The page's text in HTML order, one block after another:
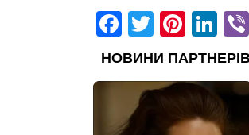
Facebook
Twitter